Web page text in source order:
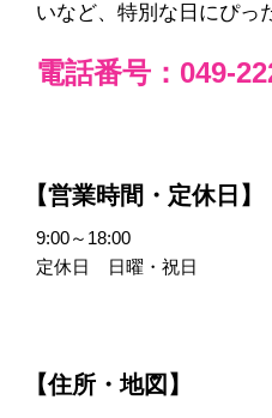
いなど、特別な日にぴっ
電話番号：049-
【営業時間・定休日】
9:00～18:00
定休日 日曜・祝日
【住所・地図】